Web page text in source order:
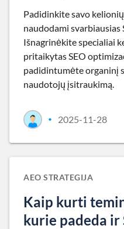
Padidinkite savo
naudodami svarbiausias
Išnagrinėkite specialiai
pritaikytas SEO
padidintumėte organinį
naudotojų įsitraukimą.
• 2025-11-28
AEO STRATEGIJA
Kaip kurti
kurie padeda ir